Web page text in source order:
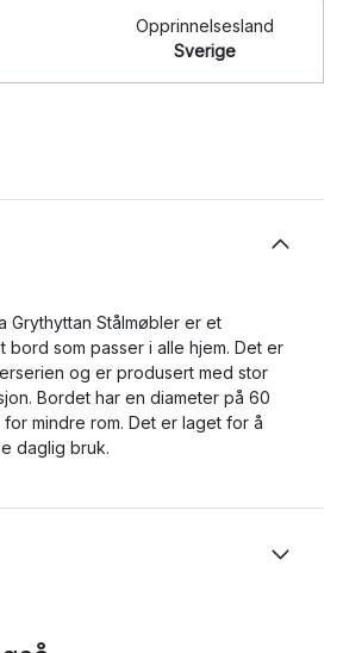
Opprinnelsesland
Sverige
Grythyttan Stålmøbler er et
bord som passer i alle hjem. Det er
og er produsert med stor
Bordet har en diameter på 60
mindre rom. Det er laget for å
daglig bruk.